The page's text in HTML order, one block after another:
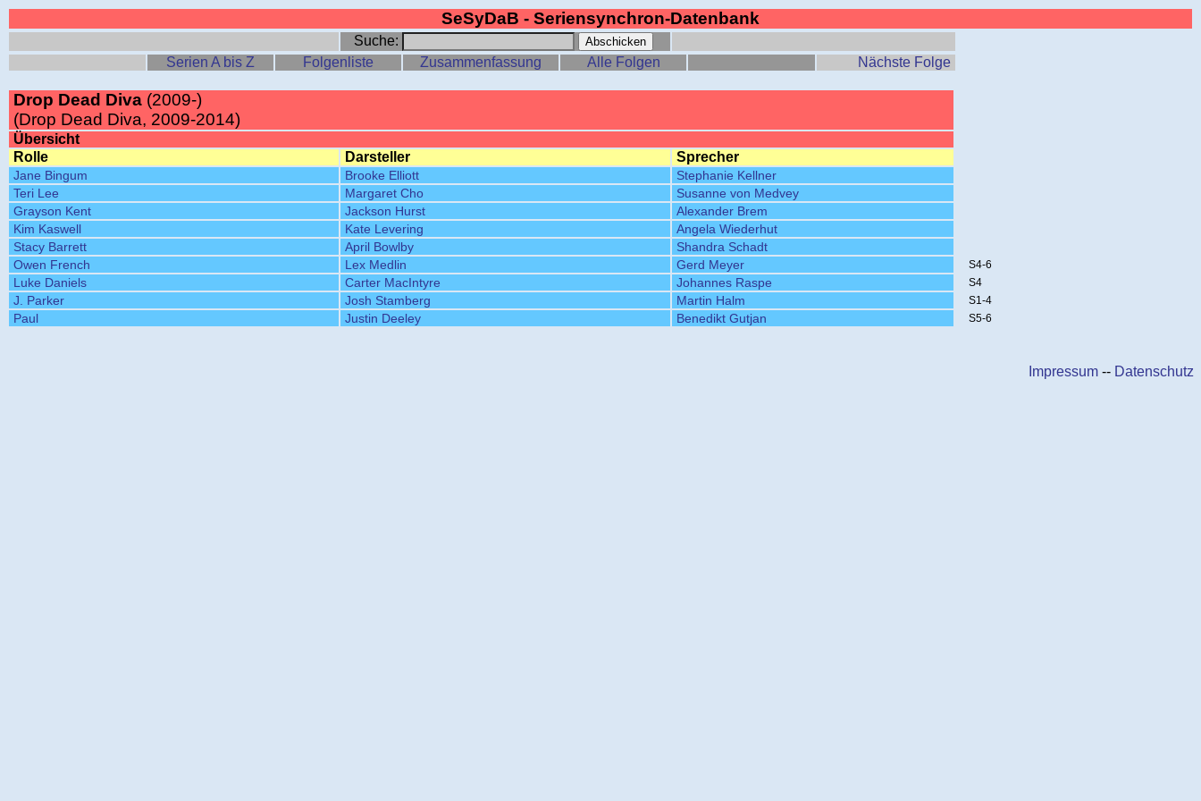
SeSyDaB - Seriensynchron-Datenbank
Suche:
Serien A bis Z
Folgenliste Zusammenfassung Alle Folgen Nächste Folge
Drop Dead Diva (2009-)
(Drop Dead Diva, 2009-2014)
Übersicht
Rolle
Darsteller Sprecher
Jane Bingum Brooke Elliott
Stephanie Kellner
Teri Lee
Margaret Cho
Susanne von Medvey
Grayson Kent
Jackson Hurst
Alexander Brem
Kim Kaswell
Kate Levering
Angela Wiederhut
Stacy Barrett
April Bowlby
Shandra Schadt
Owen French
Lex Medlin Gerd Meyer S4-6
Luke Daniels Carter MacIntyre Johannes Raspe S4
J. Parker Josh Stamberg Martin Halm S1-4
Paul Justin Deeley Benedikt Gutjan S5-6
Impressum -- Datenschutz